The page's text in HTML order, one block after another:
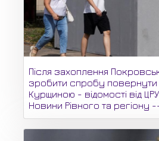
Після захоплення
зробити спробу повернути
Курщиною - відомості від
Новини Рівного та регіону